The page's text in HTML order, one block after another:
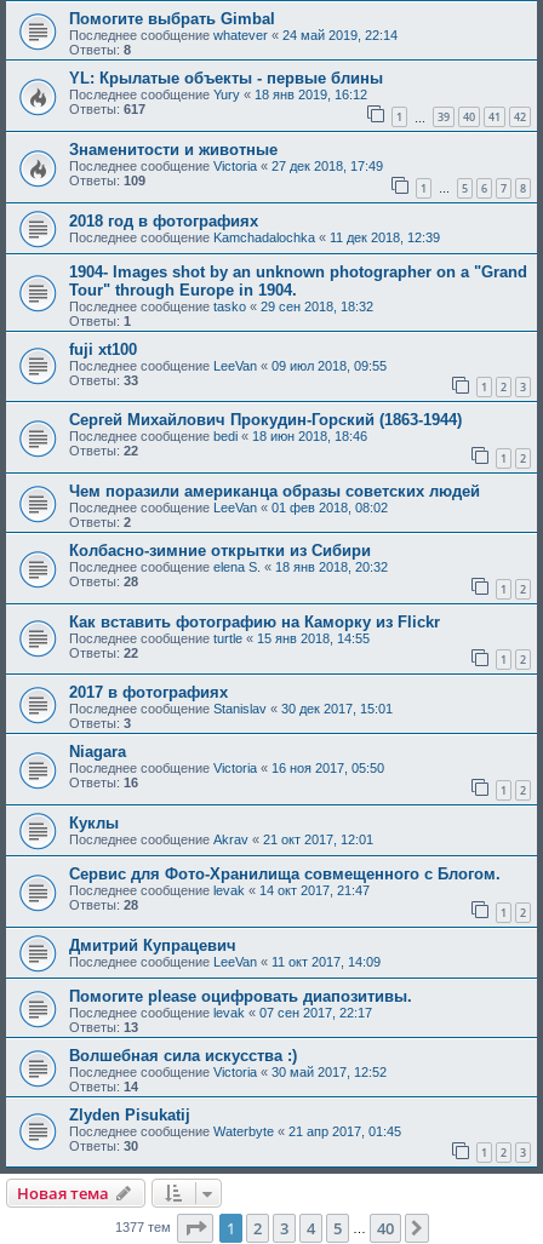
Помогите выбрать Gimbal
Последнее сообщение whatever « 24 май 2019, 22:14
Ответы: 8
YL: Крылатые объекты - первые блины
Последнее сообщение Yury « 18 янв 2019, 16:12
Ответы: 617 1 39 40 41 42
Знаменитости и животные
Последнее сообщение Victoria « 27 дек 2018, 17:49
Ответы: 109 1 … 5 6 7 8
2018 год в фотографиях
Последнее сообщение Kamchadalochka « 11 дек 2018, 12:39
1904- Images shot by an unknown photographer on a "Grand
Tour" through Europe in 1904.
Последнее сообщение tasko « 29 сен 2018, 18:32
Ответы: 1
fuji xt100
Последнее сообщение LeeVan « 09 июл 2018, 09:55
Ответы: 33 1 2 3
Сергей Михайлович Прокудин-Горский (1863-1944)
Последнее сообщение bedi « 18 июн 2018, 18:46
Ответы: 22 1 2
Чем поразили американца образы советских людей
Последнее сообщение LeeVan « 01 фев 2018, 08:02
Ответы: 2
Колбасно-зимние открытки из Сибири
Последнее сообщение elena S. « 18 янв 2018, 20:32
Ответы: 28 1 2
Как вставить фотографию на Каморку из Flickr
Последнее сообщение turtle « 15 янв 2018, 14:55
Ответы: 22 1 2
2017 в фотографиях
Последнее сообщение Stanislav « 30 дек 2017, 15:01
Ответы: 3
Niagara
Последнее сообщение Victoria « 16 ноя 2017, 05:50
Ответы: 16 1 2
Куклы
Последнее сообщение Akrav « 21 окт 2017, 12:01
Сервис для Фото-Хранилища совмещенного с Блогом.
Последнее сообщение levak « 14 окт 2017, 21:47
Ответы: 28 1 2
Дмитрий Купрацевич
Последнее сообщение LeeVan « 11 окт 2017, 14:09
Помогите please оцифровать диапозитивы.
Последнее сообщение levak « 07 сен 2017, 22:17
Ответы: 13
Волшебная сила искусства :)
Последнее сообщение Victoria « 30 май 2017, 12:52
Ответы: 14
Zlyden Pisukatij
Последнее сообщение Waterbyte « 21 апр 2017, 01:45
Ответы: 30 1 2 3
Новая тема
1377 тем Страница из 40
1 2 3 4 5 40